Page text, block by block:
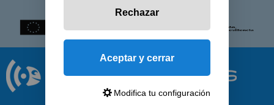
© 2026 Preciosadictos.com
Rechazar
Aceptar y cerrar
Modifica tu configuración